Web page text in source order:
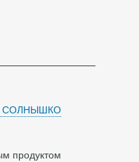
СОЛНЫШКО
продуктом